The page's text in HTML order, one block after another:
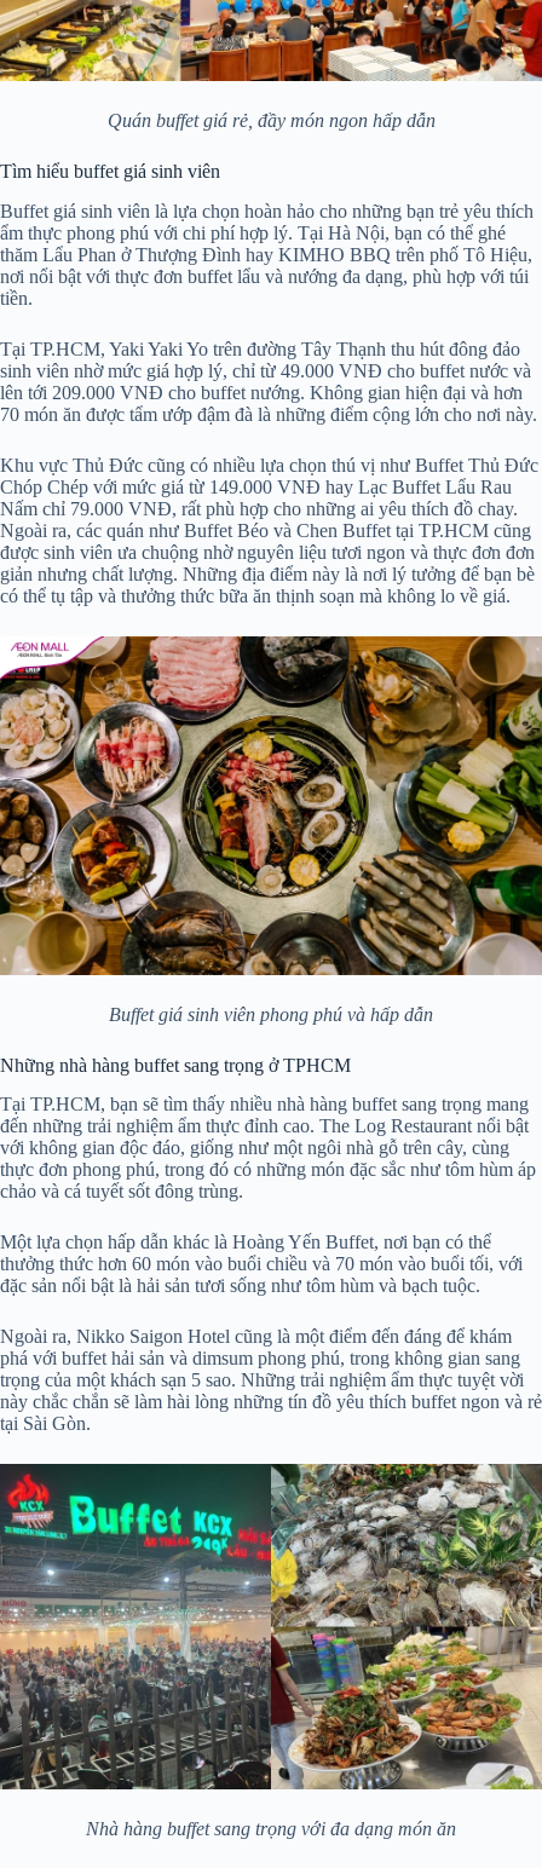
Quán buffet giá rẻ, đầy món ngon hấp dẫn
Tìm hiểu buffet giá sinh viên
Buffet giá sinh viên là lựa chọn hoàn hảo cho những bạn trẻ yêu thích
ẩm thực phong phú với chi phí hợp lý. Tại Hà Nội, bạn có thể ghé
thăm Lẩu Phan ở Thượng Đình hay KIMHO BBQ trên phố Tô Hiệu,
nơi nổi bật với thực đơn buffet lẩu và nướng đa dạng, phù hợp với túi
tiền.
Tại TP.HCM, Yaki Yaki Yo trên đường Tây Thạnh thu hút đông đảo
sinh viên nhờ mức giá hợp lý, chỉ từ 49.000 VNĐ cho buffet nước và
lên tới 209.000 VNĐ cho buffet nướng. Không gian hiện đại và hơn
70 món ăn được tẩm ướp đậm đà là những điểm cộng lớn cho nơi này.
Khu vực Thủ Đức cũng có nhiều lựa chọn thú vị như Buffet Thủ Đức
Chóp Chép với mức giá từ 149.000 VNĐ hay Lạc Buffet Lẩu Rau
Nấm chỉ 79.000 VNĐ, rất phù hợp cho những ai yêu thích đồ chay.
Ngoài ra, các quán như Buffet Béo và Chen Buffet tại TP.HCM cũng
được sinh viên ưa chuộng nhờ nguyên liệu tươi ngon và thực đơn đơn
giản nhưng chất lượng. Những địa điểm này là nơi lý tưởng để bạn bè
có thể tụ tập và thưởng thức bữa ăn thịnh soạn mà không lo về giá.
Buffet giá sinh viên phong phú và hấp dẫn
Những nhà hàng buffet sang trọng ở TPHCM
Tại TP.HCM, bạn sẽ tìm thấy nhiều nhà hàng buffet sang trọng mang
đến những trải nghiệm ẩm thực đỉnh cao. The Log Restaurant nổi bật
với không gian độc đáo, giống như một ngôi nhà gỗ trên cây, cùng
thực đơn phong phú, trong đó có những món đặc sắc như tôm hùm áp
chảo và cá tuyết sốt đông trùng.
Một lựa chọn hấp dẫn khác là Hoàng Yến Buffet, nơi bạn có thể
thưởng thức hơn 60 món vào buổi chiều và 70 món vào buổi tối, với
đặc sản nổi bật là hải sản tươi sống như tôm hùm và bạch tuộc.
Ngoài ra, Nikko Saigon Hotel cũng là một điểm đến đáng để khám
phá với buffet hải sản và dimsum phong phú, trong không gian sang
trọng của một khách sạn 5 sao. Những trải nghiệm ẩm thực tuyệt vời
này chắc chắn sẽ làm hài lòng những tín đồ yêu thích buffet ngon và rẻ
tại Sài Gòn.
Nhà hàng buffet sang trọng với đa dạng món ăn